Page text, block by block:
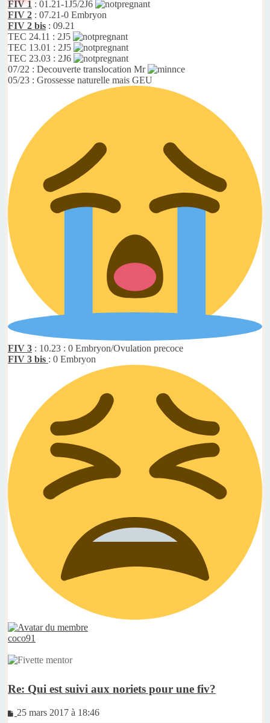
FIV 1 : 01.21-1J5/2J6
FIV 2 : 07.21-0 Embryon
FIV 2 bis : 09.21
TEC 24.11 : 2J5
TEC 13.01 : 2J5
TEC 23.03 : 2J6
07/22 : Decouverte translocation Mr
05/23 : Grossesse naturelle mais GEU
FIV 3 : 10.23 : 0 Embryon/Ovulation precoce
FIV 3 bis : 0 Embryon
coco91
Re: Qui est suivi aux noriets pour une fiv?
Message
25 mars 2017 à 18:46